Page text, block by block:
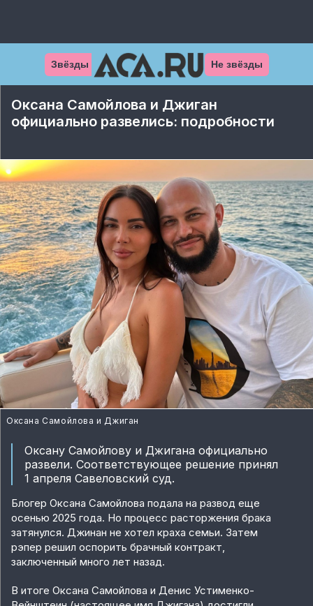
Звёзды Не звёзды
Оксана Самойлова и Джиган
официально развелись: подробности
Оксана Самойлова и Джиган
Оксану Самойлову и Джигана официально
развели. Соответствующее решение принял
1 апреля Савеловский суд.
Блогер Оксана Самойлова подала на развод еще
осенью 2025 года. Но процесс расторжения брака
затянулся. Джинан не хотел краха семьи. Затем
рэпер решил оспорить брачный контракт,
заключенный много лет назад.
В итоге Оксана Самойлова и Денис Устименко-